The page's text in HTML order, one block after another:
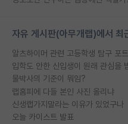
자유 게시판(아무개랩)에서 최
알츠하이머 관련 고등학생 탐구 포
입학도 안한 신입생이 원래 관심을
물박사의 기준이 뭐임?
랩홈피에 다들 본인 사진 올리냐
신생랩가지말라는 이유가 있었구나
오늘 카이스트 발표